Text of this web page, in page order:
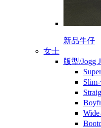
新品牛仔
女士
版型/Jogg